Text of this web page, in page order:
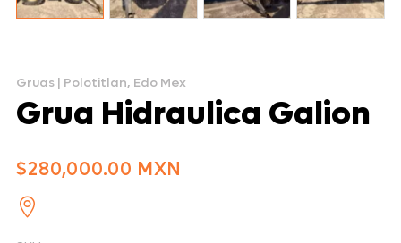
Gruas| Polotitlan, Edo Mex
Grua Hidraulica Galion
$280,000.00
